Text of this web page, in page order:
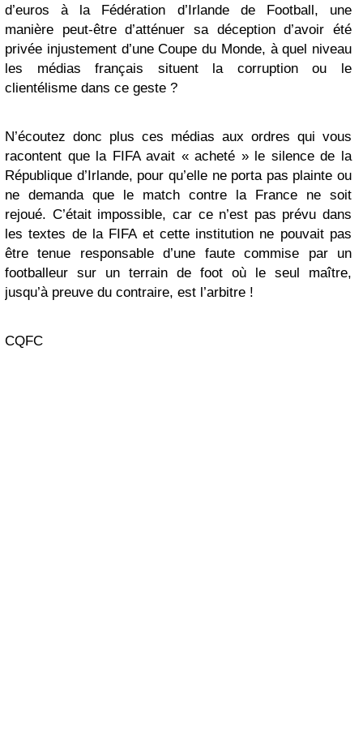
d’euros à la Fédération d’Irlande de Football, une
manière peut-être d’atténuer sa déception d’avoir été
privée injustement d’une Coupe du Monde, à quel niveau
les médias français situent la corruption ou le
clientélisme dans ce geste ?
N’écoutez donc plus ces médias aux ordres qui vous
racontent que la FIFA avait « acheté » le silence de la
République d’Irlande, pour qu’elle ne porta pas plainte ou
ne demanda que le match contre la France ne soit
rejoué. C’était impossible, car ce n’est pas prévu dans
les textes de la FIFA et cette institution ne pouvait pas
être tenue responsable d’une faute commise par un
footballeur sur un terrain de foot où le seul maître,
jusqu’à preuve du contraire, est l’arbitre !
CQFC